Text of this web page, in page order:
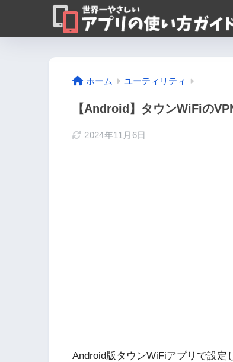
ホーム ユーティリティ
【Android】タウンWiFiの
2024年11月6日
Android版タウンWiFiアプリで設定